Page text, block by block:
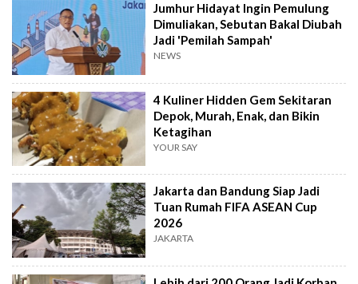
Jumhur Hidayat Ingin Pemulung
Dimuliakan, Sebutan Bakal Diubah
Jadi 'Pemilah Sampah'
NEWS
4 Kuliner Hidden Gem Sekitaran
Depok, Murah, Enak, dan Bikin
Ketagihan
YOUR SAY
Jakarta dan Bandung Siap Jadi
Tuan Rumah FIFA ASEAN Cup
2026
JAKARTA